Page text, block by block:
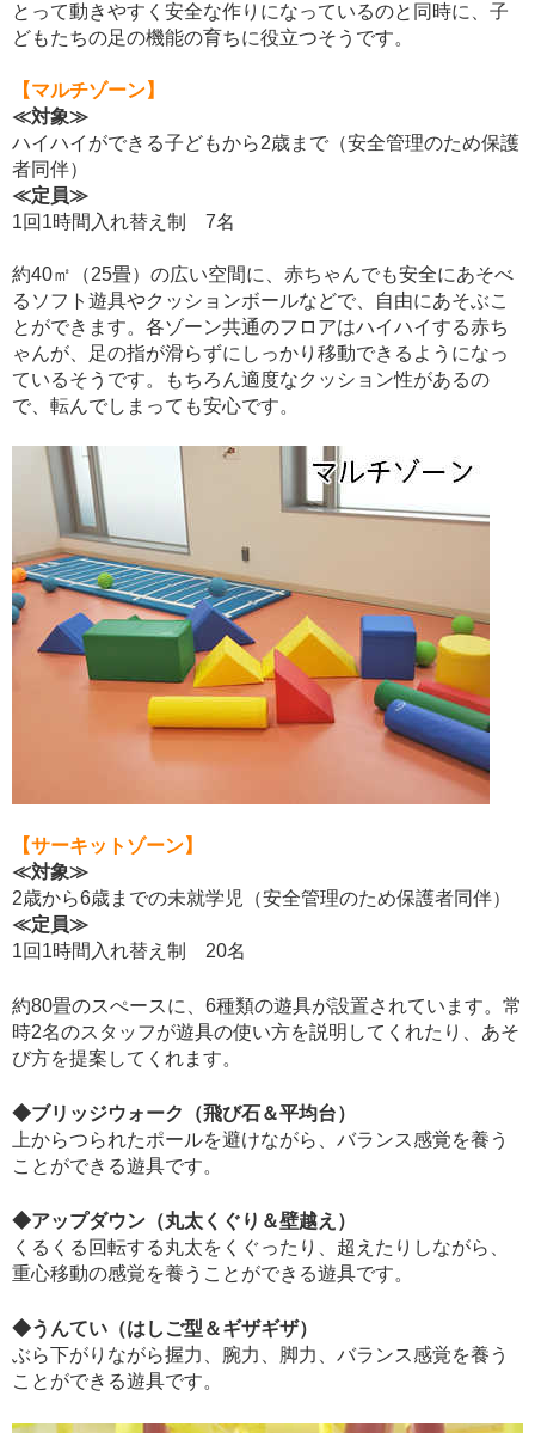
とって動きやすく安全な作りになっているのと同時に、子
どもたちの足の機能の育ちに役立つそうです。
【マルチゾーン】
≪対象≫
ハイハイができる子どもから2歳まで（安全管理のため保護
者同伴）
≪定員≫
1回1時間入れ替え制 7名
約40㎡（25畳）の広い空間に、赤ちゃんでも安全にあそべ
るソフト遊具やクッションボールなどで、自由にあそぶこ
とができます。各ゾーン共通のフロアはハイハイする赤ち
ゃんが、足の指が滑らずにしっかり移動できるようになっ
ているそうです。もちろん適度なクッション性があるの
で、転んでしまっても安心です。
【サーキットゾーン】
≪対象≫
2歳から6歳までの未就学児（安全管理のため保護者同伴）
≪定員≫
1回1時間入れ替え制 20名
約80畳のスぺースに、6種類の遊具が設置されています。常
時2名のスタッフが遊具の使い方を説明してくれたり、あそ
び方を提案してくれます。
◆ブリッジウォーク（飛び石＆平均台）
上からつられたポールを避けながら、バランス感覚を養う
ことができる遊具です。
◆アップダウン（丸太くぐり＆壁越え）
くるくる回転する丸太をくぐったり、超えたりしながら、
重心移動の感覚を養うことができる遊具です。
◆うんてい（はしご型＆ギザギザ）
ぶら下がりながら握力、腕力、脚力、バランス感覚を養う
ことができる遊具です。